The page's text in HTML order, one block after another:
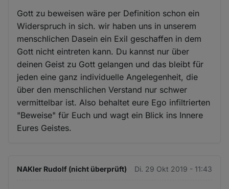
Gott zu beweisen wäre per Definition schon ein
Widerspruch in sich. wir haben uns in unserem
menschlichen Dasein ein Exil geschaffen in dem
Gott nicht eintreten kann. Du kannst nur über
deinen Geist zu Gott gelangen und das bleibt für
jeden eine ganz individuelle Angelegenheit, die
über den menschlichen Verstand nur schwer
vermittelbar ist. Also behaltet eure Ego infiltrierten
"Beweise" für Euch und wagt ein Blick ins Innere
Eures Geistes.
NAKler Rudolf (nicht überprüft) Di. 29 Okt 2019 - 11:43